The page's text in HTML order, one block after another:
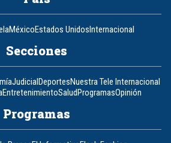
MéxicoEstados UnidosInternacional
Secciones
JudicialDeportesNuestra Tele Internacional
EntretenimientoSaludProgramasOpinión
Programas